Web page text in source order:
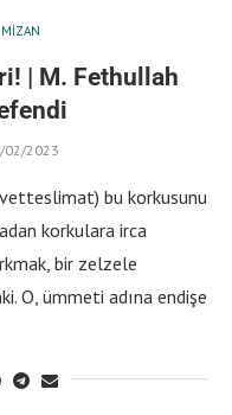
MIZAN
| M. Fethullah
02/2023
bu korkusunu
korkulara irca
bir zelzele
O, ümmeti adına endişe